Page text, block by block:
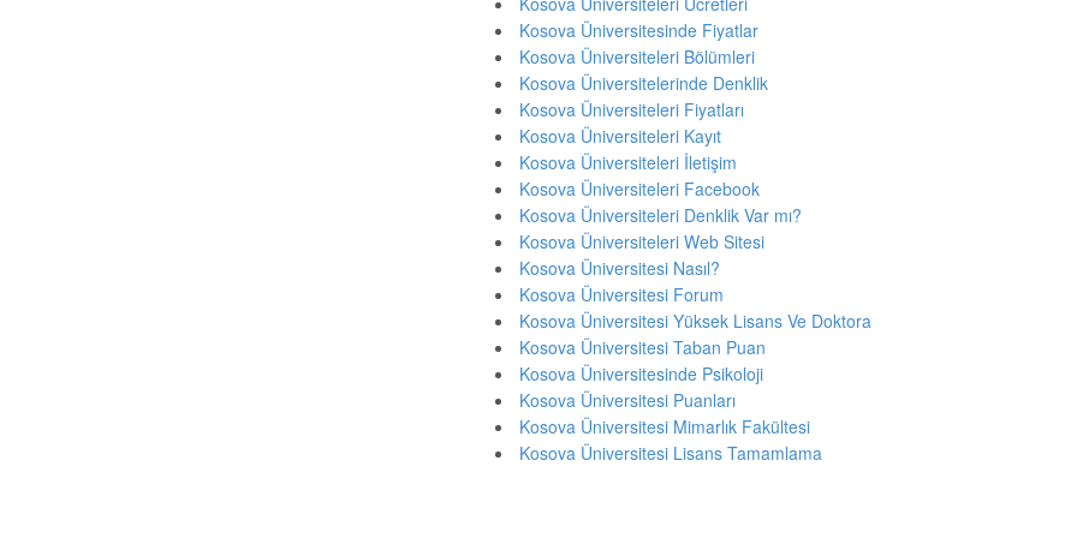
Kosova Üniversitesinde Fiyatlar
Kosova Üniversiteleri Bölümleri
Kosova Üniversitelerinde Denklik
Kosova Üniversiteleri Fiyatları
Kosova Üniversiteleri Kayıt
Kosova Üniversiteleri İletişim
Kosova Üniversiteleri Facebook
Kosova Üniversiteleri Denklik Var mı?
Kosova Üniversiteleri Web Sitesi
Kosova Üniversitesi Nasıl?
Kosova Üniversitesi Forum
Kosova Üniversitesi Yüksek Lisans Ve Doktora
Kosova Üniversitesi Taban Puan
Kosova Üniversitesinde Psikoloji
Kosova Üniversitesi Puanları
Kosova Üniversitesi Mimarlık Fakültesi
Kosova Üniversitesi Lisans Tamamlama